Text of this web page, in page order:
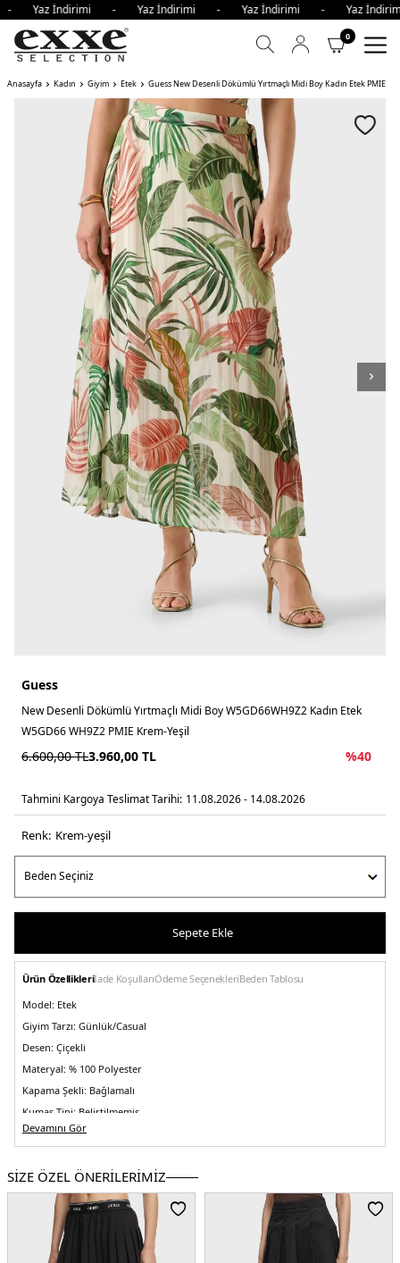
Yaz İndirimi - Yaz İndirimi - Yaz İndirimi - Yaz
0
Anasayfa Kadın Giyim Etek Guess New Desenli Dökümlü Yırtmaçlı Midi Boy Kadın Etek PMIE
Guess
New Desenli Dökümlü Yırtmaçlı Midi Boy W5GD66WH9Z2 Kadın Etek
W5GD66 WH9Z2 PMIE Krem-Yeşil
6.600,00TL3.960,00 TL %40
Tahmini Kargoya Teslimat Tarihi: 11.08.2026 - 14.08.2026
Renk: krem-yeşil
Sepete Ekle
Ürün Özellikleriİade KoşullarıÖdeme SeçenekleriBeden Tablosu
Model: Etek
Giyim Tarzı: Günlük/Casual
Desen: Çiçekli
Materyal: % 100 Polyester
Kapama Şekli: Bağlamalı
Kumaş Tipi: Belirtilmemiş
Boy:Midi Boy
Yaş Grubu: Yetişkin
Menşei:Çin
Detaylar:-Yırtmaçlı -Belde bağlama detaylı
5DY2W5GD66WH9Z2PMIE.5957
Devamını Gör
SİZE ÖZEL ÖNERİLERİMİZ